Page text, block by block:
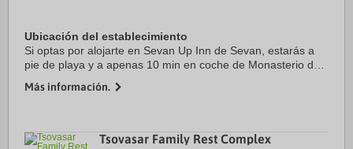
Ubicación del establecimiento
Si optas por alojarte en Sevan Up Inn de Sevan, estarás a
pie de playa y a apenas 10 min en coche de Monasterio de
Lago Seván y a 16,6 km de Dilijan ...
Más información.
Tsovasar Family Rest Complex